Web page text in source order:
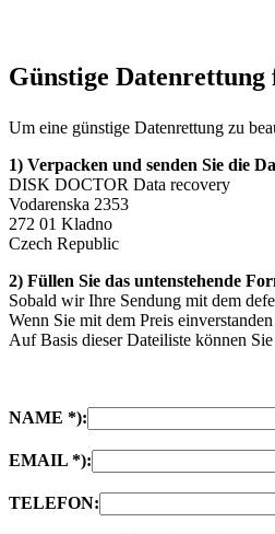
Günstige
Um eine günstige Datenrettung zu
1) Verpacken und senden Sie die
DISK DOCTOR Data recovery
Vodarenska 2353
272 01 Kladno
Czech Republic
2) Füllen Sie das untenstehende
Sobald wir Ihre Sendung mit dem
Wenn Sie mit dem Preis
Auf Basis dieser Dateiliste können
NAME *):
EMAIL *):
TELEFON: